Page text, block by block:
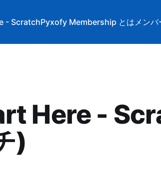
- ScratchPyxofy Membership とはメン
Here -
)